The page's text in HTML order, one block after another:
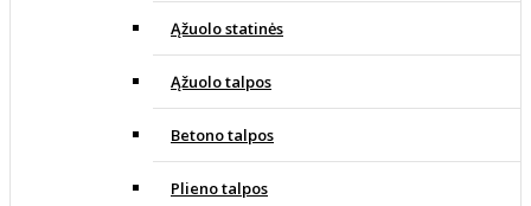
Ąžuolo statinės
Ąžuolo talpos
Betono talpos
Plieno talpos